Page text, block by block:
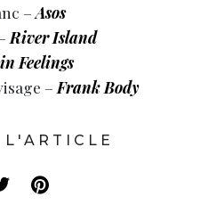
– Asos
River Island
Feelings
– Frank Body
L'ARTICLE